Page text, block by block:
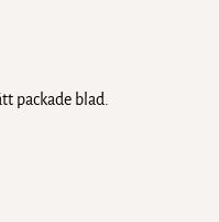
packade blad.